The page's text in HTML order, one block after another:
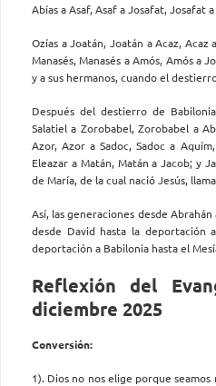
Abías a Asaf, Asaf a Josafat, Josafat
Ozías a Joatán, Joatán a Acaz, Acaz
Manasés, Manasés a Amós, Amós a
y a sus hermanos, cuando el
Después del destierro de
Salatiel a Zorobabel, Zorobabel a
Azor, Azor a Sadoc, Sadoc a
Eleazar a Matán, Matán a Jacob; y
de María, de la cual nació Jesús,
Así, las generaciones desde
desde David hasta la deportación
deportación a Babilonia hasta el
Reflexión del
diciembre 2025
Conversión:
1). Dios no nos elige porque